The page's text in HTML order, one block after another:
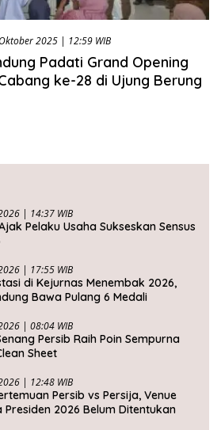
2025 | 12:59 WIB
Padati Grand Opening
ke-28 di Ujung Berung
| 14:37 WIB
Pelaku Usaha Sukseskan Sensus
| 17:55 WIB
di Kejurnas Menembak 2026,
Bawa Pulang 6 Medali
| 08:04 WIB
Persib Raih Poin Sempurna
Sheet
| 12:48 WIB
Persib vs Persija, Venue
Presiden 2026 Belum Ditentukan